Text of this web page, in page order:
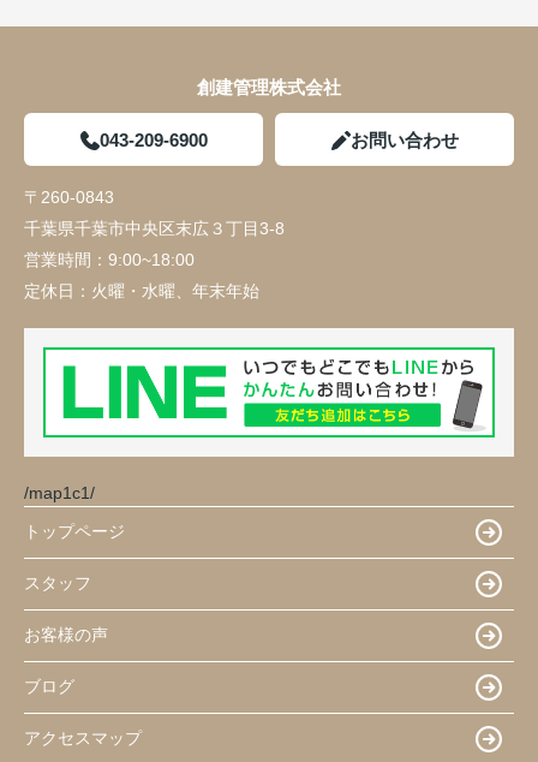
創建管理株式会社
043-209-6900 お問い合わせ
〒260-0843
千葉県千葉市中央区末広３丁目3-8
営業時間： 9:00~18:00
定休日： 火曜・水曜、年末年始
/map1c1/
トップページ
スタッフ
お客様の声
ブログ
アクセスマップ